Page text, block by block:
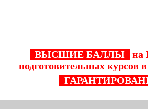
ВЫСШИЕ БАЛЛЫ
на
подготовительных курсов